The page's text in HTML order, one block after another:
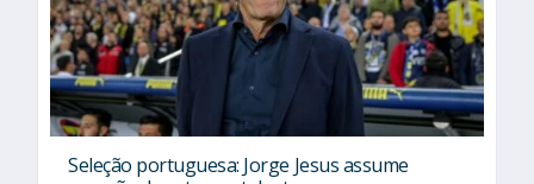
Seleção portuguesa: Jorge Jesus assume